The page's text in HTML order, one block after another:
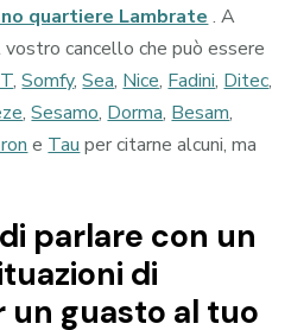
quartiere Lambrate. A
cancello che può essere
,Somfy,Sea,Nice,Fadini,Ditec,
,Sesamo,Dorma,Besam,
eTauper citarne alcuni, ma
parlare con un
di
un guasto al tuo